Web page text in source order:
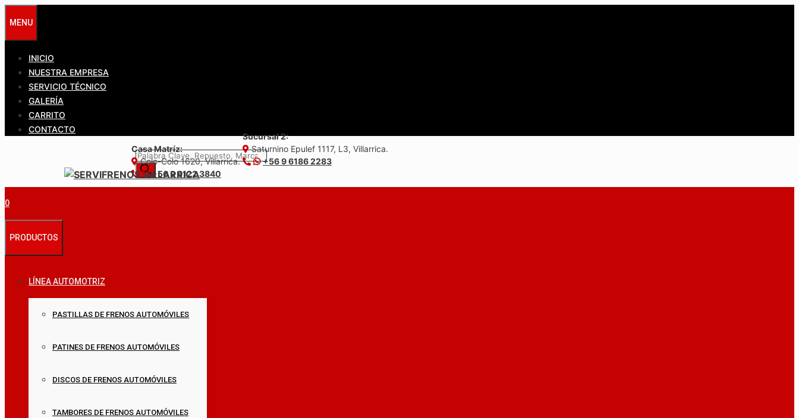
al
contenido
MENU
INICIO
NUESTRA EMPRESA
SERVICIO TÉCNICO
GALERÍA
CARRITO
CONTACTO
Búsqueda
de
productos
Casa Matríz:
Colo-Colo 1620, Villarrica.
+56 9 6122 3840
Sucursal 2:
Saturnino Epulef 1117, L3, Villarrica.
+56 9 6186 2283
0
PRODUCTOS
LÍNEA AUTOMOTRIZ
PASTILLAS DE FRENOS AUTOMÓVILES
PATINES DE FRENOS AUTOMÓVILES
DISCOS DE FRENOS AUTOMÓVILES
TAMBORES DE FRENOS AUTOMÓVILES